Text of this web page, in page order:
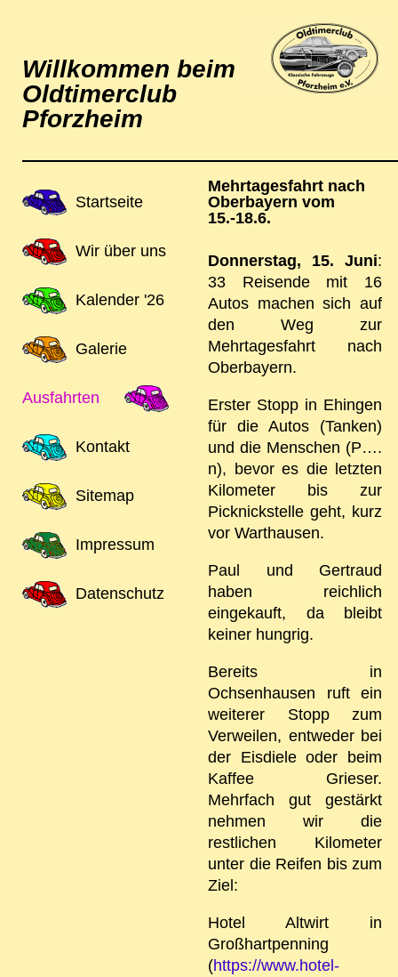
Willkommen beim
Oldtimerclub
Pforzheim
Mehrtagesfahrt nach
Oberbayern vom
15.-18.6.
Donnerstag, 15. Juni:
33 Reisende mit 16
Autos machen sich auf
den Weg zur
Mehrtagesfahrt nach
Oberbayern.
Erster Stopp in Ehingen
für die Autos (Tanken)
und die Menschen (P….
n), bevor es die letzten
Kilometer bis zur
Picknickstelle geht, kurz
vor Warthausen.
Paul und Gertraud
haben reichlich
eingekauft, da bleibt
keiner hungrig.
Bereits in
Ochsenhausen ruft ein
weiterer Stopp zum
Verweilen, entweder bei
der Eisdiele oder beim
Kaffee Grieser.
Mehrfach gut gestärkt
nehmen wir die
restlichen Kilometer
unter die Reifen bis zum
Ziel:
Hotel Altwirt in
Großhartpenning
(https://www.hotel-
Navigation
Startseite
Wir über uns
Kalender '26
Galerie
Ausfahrten
Kontakt
Sitemap
Impressum
Datenschutz